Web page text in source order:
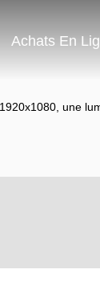
Achats En
une